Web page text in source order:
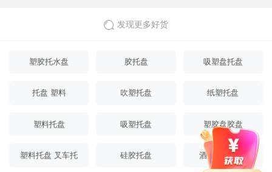
发现更多好货
塑胶托水盘 胶托盘 吸塑盘托盘
托盘 塑料 吹塑托盘 纸塑托盘
塑料托盘 吸塑托盘 塑胶盘胶盘
塑料托盘 叉车托 硅胶托盘 酒盘托盘塑料